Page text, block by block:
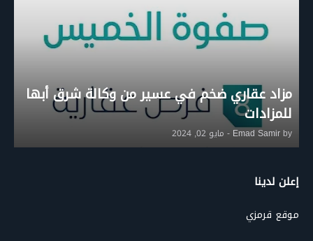
مزاد عقاري ضخم في عسير من وكالة شرق أبها
للمزادات
by
Emad Samir
- مايو 02, 2024
إعلن لدينا
موقع قرمزي